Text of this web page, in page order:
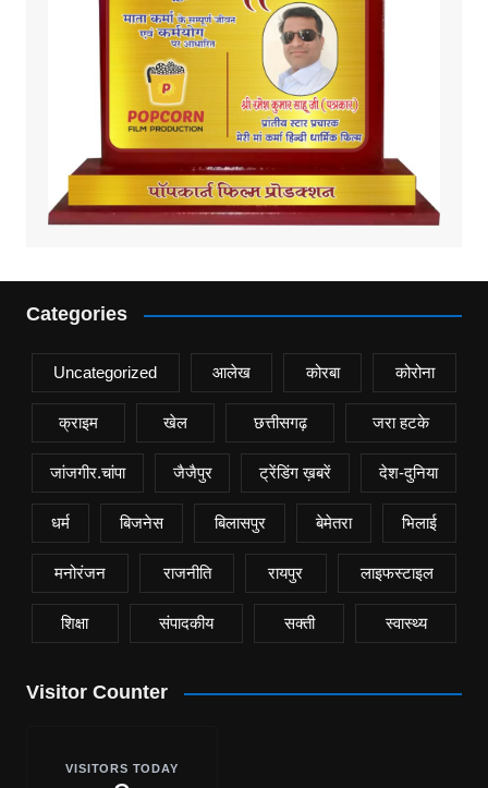
Categories
Uncategorized आलेख कोरबा कोरोना
क्राइम खेल छत्तीसगढ़ जरा हटके
जांजगीर.चांपा जैजैपुर ट्रेंडिंग ख़बरें देश-दुनिया
धर्म बिजनेस बिलासपुर बेमेतरा भिलाई
मनोरंजन राजनीति रायपुर लाइफस्टाइल
शिक्षा संपादकीय सक्ती स्वास्थ्य
Visitor Counter
VISITORS TODAY